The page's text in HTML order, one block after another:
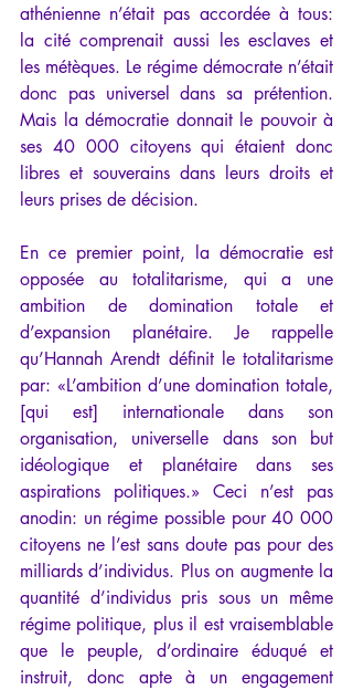
athénienne n’était pas accordée à tous:
la cité comprenait aussi les esclaves et
les métèques. Le régime démocrate n’était
donc pas universel dans sa prétention.
Mais la démocratie donnait le pouvoir à
ses 40 000 citoyens qui étaient donc
libres et souverains dans leurs droits et
leurs prises de décision.
En ce premier point, la démocratie est
opposée au totalitarisme, qui a une
ambition de domination totale et
d’expansion planétaire. Je rappelle
qu’Hannah Arendt définit le totalitarisme
par: «L’ambition d’une domination totale,
[qui est] internationale dans son
organisation, universelle dans son but
idéologique et planétaire dans ses
aspirations politiques.» Ceci n’est pas
anodin: un régime possible pour 40 000
citoyens ne l’est sans doute pas pour des
milliards d’individus. Plus on augmente la
quantité d’individus pris sous un même
régime politique, plus il est vraisemblable
que le peuple, d’ordinaire éduqué et
instruit, donc apte à un engagement